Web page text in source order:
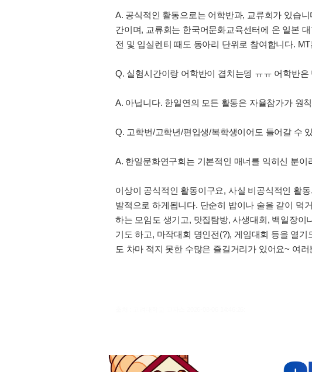
A. 공식적인 활동으로는 어학반과, 교류회가 있습
간이며, 교류회는 한국어문화교육센터에 온 일본
전 및 입실렌티 때도 동아리 단위로 참여합니다.
Q. 실험시간이랑 어학반이 겹치는뎅 ㅠㅠ 어학반
A. 아닙니다. 한일연의 모든 활동은 자율참가가 원
Q. 고학번/고학년/편입생/복학생이어도 들어갈 수
A. 한일문화연구회는 기본적인 매너를 익히신 분
이상이 공식적인 활동이구요, 사실 비공식적인 활
발적으로 하게됩니다. 단순히 밥이나 술을 같이 먹
하는 모임도 생기고, 맛집탐방, 사생대회, 백일장
기도 하고, 마작대회 명인전(?), 게임대회 등을 열
도 차마 적지 못한 수많은 즐길거리가 있어요~ 여